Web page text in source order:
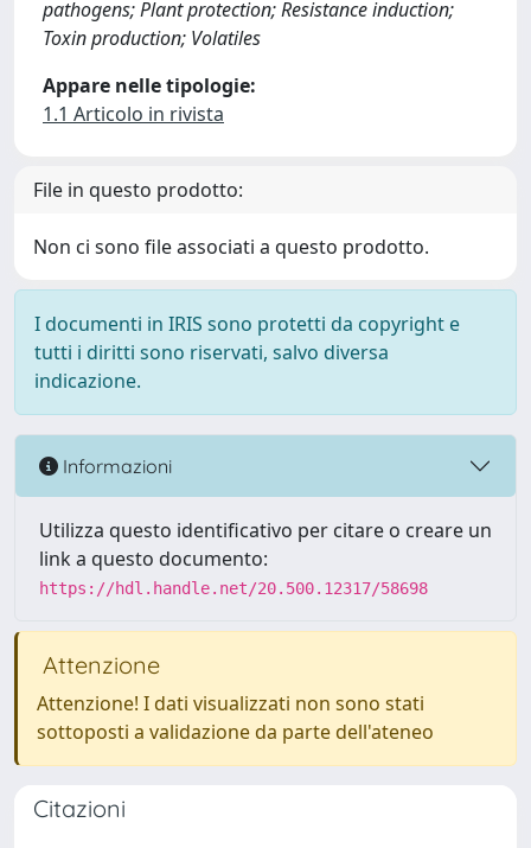
pathogens; Plant protection; Resistance induction;
Toxin production; Volatiles
Appare nelle tipologie:
1.1 Articolo in rivista
File in questo prodotto:
Non ci sono file associati a questo prodotto.
I documenti in IRIS sono protetti da copyright e
tutti i diritti sono riservati, salvo diversa
indicazione.
Informazioni
Utilizza questo identificativo per citare o creare un
link a questo documento:
https://hdl.handle.net/20.500.12317/58698
Attenzione
Attenzione! I dati visualizzati non sono stati
sottoposti a validazione da parte dell'ateneo
Citazioni